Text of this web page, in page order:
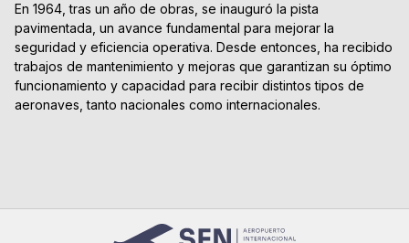
En 1964, tras un año de obras, se inauguró la pista
pavimentada, un avance fundamental para mejorar la
seguridad y eficiencia operativa. Desde entonces, ha recibido
trabajos de mantenimiento y mejoras que garantizan su óptimo
funcionamiento y capacidad para recibir distintos tipos de
aeronaves, tanto nacionales como internacionales.